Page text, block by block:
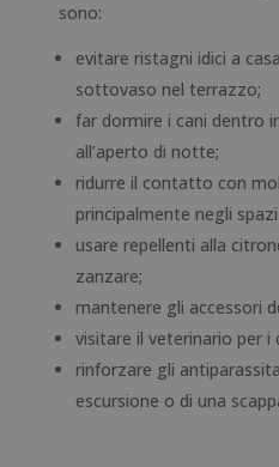
sono:
evitare ristagni idici a
sottovaso nel terrazzo;
far dormire i cani dentro
all’aperto di notte;
ridurre il contatto con
principalmente negli
usare repellenti alla
zanzare;
mantenere gli accessori
visitare il veterinario per i
rinforzare gli
escursione o di una